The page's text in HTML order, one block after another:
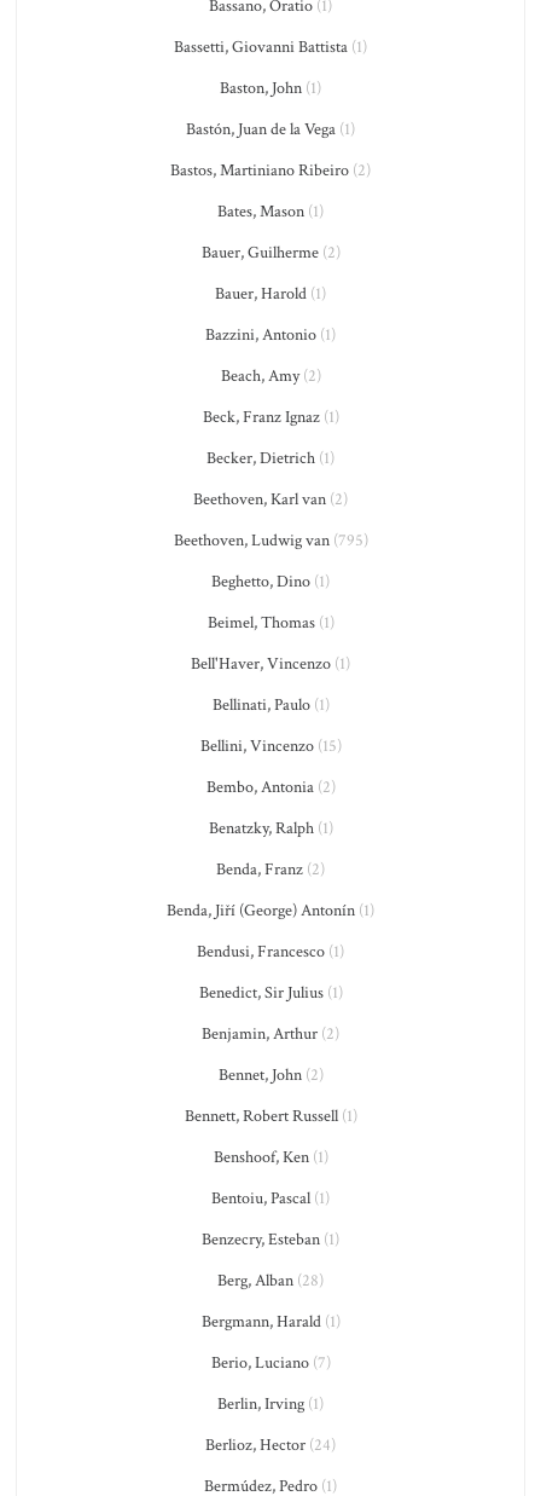
Bassano, Oratio (1)
Bassetti, Giovanni Battista (1)
Baston, John (1)
Bastón, Juan de la Vega (1)
Bastos, Martiniano Ribeiro (2)
Bates, Mason (1)
Bauer, Guilherme(2)
Bauer, Harold (1)
Bazzini, Antonio (1)
Beach, Amy(2)
Beck, Franz Ignaz(1)
Becker, Dietrich (1)
Beethoven, Karl van (2)
Beethoven, Ludwig van(795)
Beghetto, Dino (1)
Beimel, Thomas(1)
Bell'Haver, Vincenzo (1)
Bellinati, Paulo(1)
Bellini, Vincenzo(15)
Bembo, Antonia(2)
Benatzky, Ralph(1)
Benda, Franz (2)
Benda, Jiří (George) Antonín (1)
Bendusi, Francesco (1)
Benedict, Sir Julius(1)
Benjamin, Arthur (2)
Bennet, John(2)
Bennett, Robert Russell(1)
Benshoof, Ken(1)
Bentoiu, Pascal (1)
Benzecry, Esteban (1)
Berg, Alban (28)
Bergmann, Harald(1)
Berio, Luciano(7)
Berlin, Irving (1)
Berlioz, Hector (24)
Bermúdez, Pedro (1)